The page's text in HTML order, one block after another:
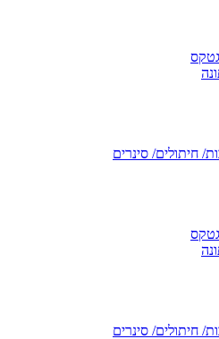
גטקס
חיתולים/ סינרים
גטקס
חיתולים/ סינרים